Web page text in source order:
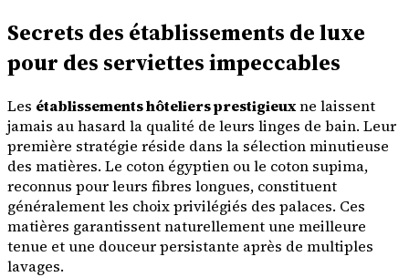
Secrets des établissements de luxe
pour des serviettes impeccables
Les établissements hôteliers prestigieuxne laissent
jamais au hasard la qualité de leurs linges de bain. Leur
première stratégie réside dans la sélection minutieuse
des matières. Le coton égyptien ou le coton supima,
reconnus pour leurs fibres longues, constituent
généralement les choix privilégiés des palaces. Ces
matières garantissent naturellement une meilleure
tenue et une douceur persistante après de multiples
lavages.